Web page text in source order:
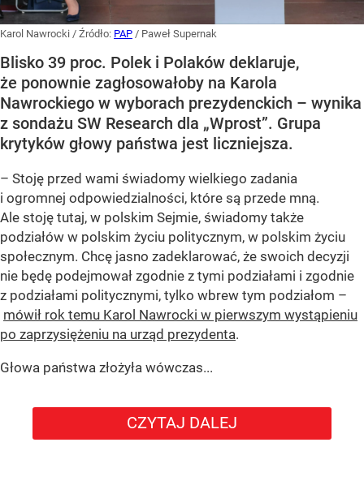
Karol Nawrocki / Źródło: PAP / Paweł Supernak
Blisko 39 proc. Polek i Polaków deklaruje,
że ponownie zagłosowałoby na Karola
Nawrockiego w wyborach prezydenckich – wynika
z sondażu SW Research dla „Wprost”. Grupa
krytyków głowy państwa jest liczniejsza.
– Stoję przed wami świadomy wielkiego zadania
i ogromnej odpowiedzialności, które są przede mną.
Ale stoję tutaj, w polskim Sejmie, świadomy także
podziałów w polskim życiu politycznym, w polskim życiu
społecznym. Chcę jasno zadeklarować, że swoich decyzji
nie będę podejmował zgodnie z tymi podziałami i zgodnie
z podziałami politycznymi, tylko wbrew tym podziałom –
mówił rok temu Karol Nawrocki w pierwszym wystąpieniu
po zaprzysiężeniu na urząd prezydenta.
Głowa państwa złożyła wówczas...
CZYTAJ DALEJ